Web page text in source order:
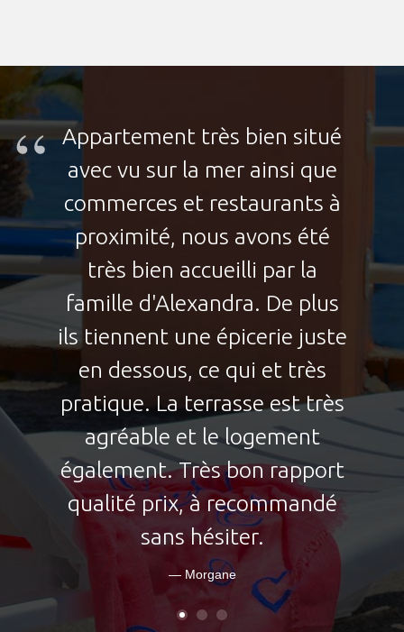
Das Apartement und vor
allem die Dachterasse waren
wirklich toll! Wir hatten einen
sehr schönen Urlaub und
konnten mit Blick aufs Meer
frühstücken! Die Wohnung
war sauber und durch die
Klimaanlage auch gut
gekühlt. Die Küche war
etwas einfach ausgestattet,
aber trotzdem in Ordnung.
Der Kontakt zu Alexandra
Apartements war stets gut
und ohne Probleme. Wir
würden jederzeit wieder